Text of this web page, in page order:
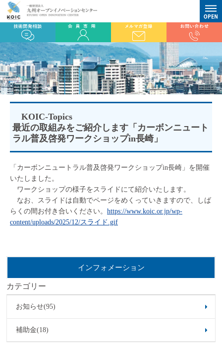
KOIC-Topics
最近の取組みをご紹介します「カーボンニュート
ラル普及啓発ワークショップin長崎」
「カーボンニュートラル普及啓発ワークショップin長崎」を開催
いたしました。
ワークショップの様子をスライドにて紹介いたします。
なお、スライドは自動でページをめくっていきますので、しば
らくの間お付き合いください。 https://www.koic.or.jp/wp-
content/uploads/2025/12/スライド.gif
インフォメーション
カテゴリー
お知らせ(95)
補助金(18)